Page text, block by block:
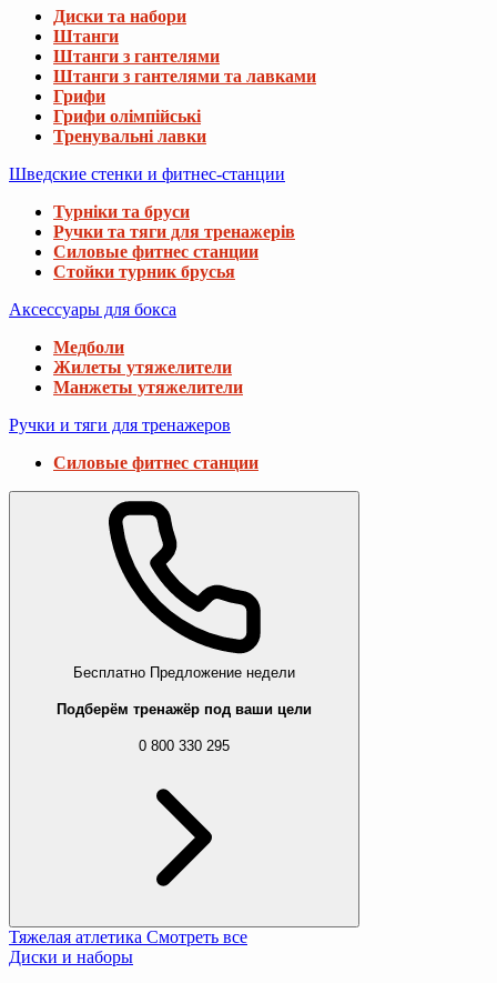
Диски та набори
Штанги
Штанги з гантелями
Штанги з гантелями та лавками
Грифи
Грифи олімпійські
Тренувальні лавки
Шведские стенки и фитнес-станции
Турніки та бруси
Ручки та тяги для тренажерів
Силовые фитнес станции
Стойки турник брусья
Аксессуары для бокса
Медболи
Жилеты утяжелители
Манжеты утяжелители
Ручки и тяги для тренажеров
Силовые фитнес станции
Бесплатно Предложение недели
Подберём тренажёр под ваши цели
0 800 330 295
Тяжелая атлетика Смотреть все
Диски и наборы